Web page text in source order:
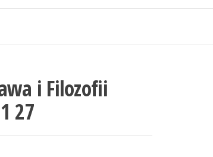
i Filozofii
27